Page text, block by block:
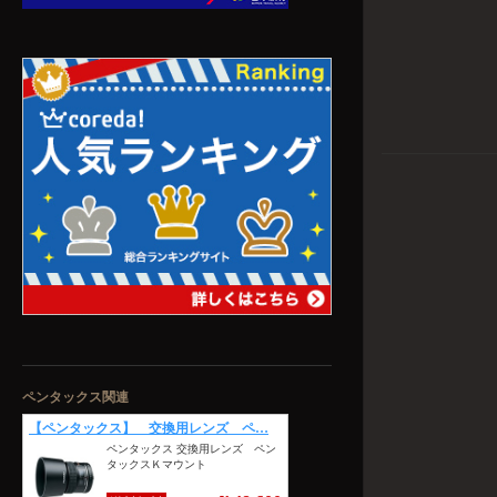
ペンタックス関連